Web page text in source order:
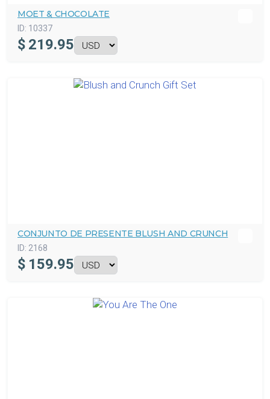
MOET & CHOCOLATE
ID: 10337
$ 219.95
CONJUNTO DE PRESENTE BLUSH AND CRUNCH
ID: 2168
$ 159.95